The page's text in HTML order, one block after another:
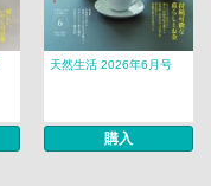
天然生活 2026年6月号
購入